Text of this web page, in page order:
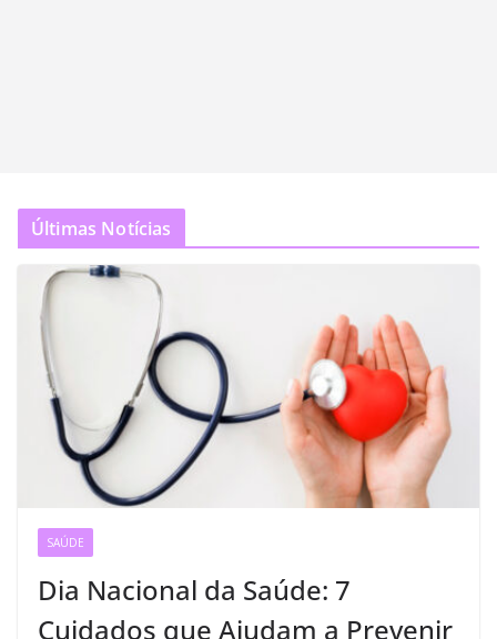
Últimas Notícias
SAÚDE
Dia Nacional da Saúde: 7
Cuidados que Ajudam a Prevenir